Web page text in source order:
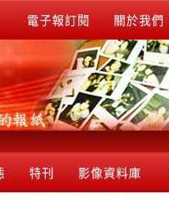
電子報訂閱 關於我們
特刊 影像資料庫